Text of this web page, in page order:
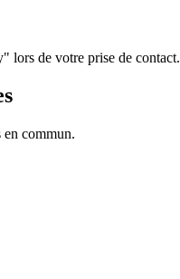
lors de votre prise de contact.
en commun.